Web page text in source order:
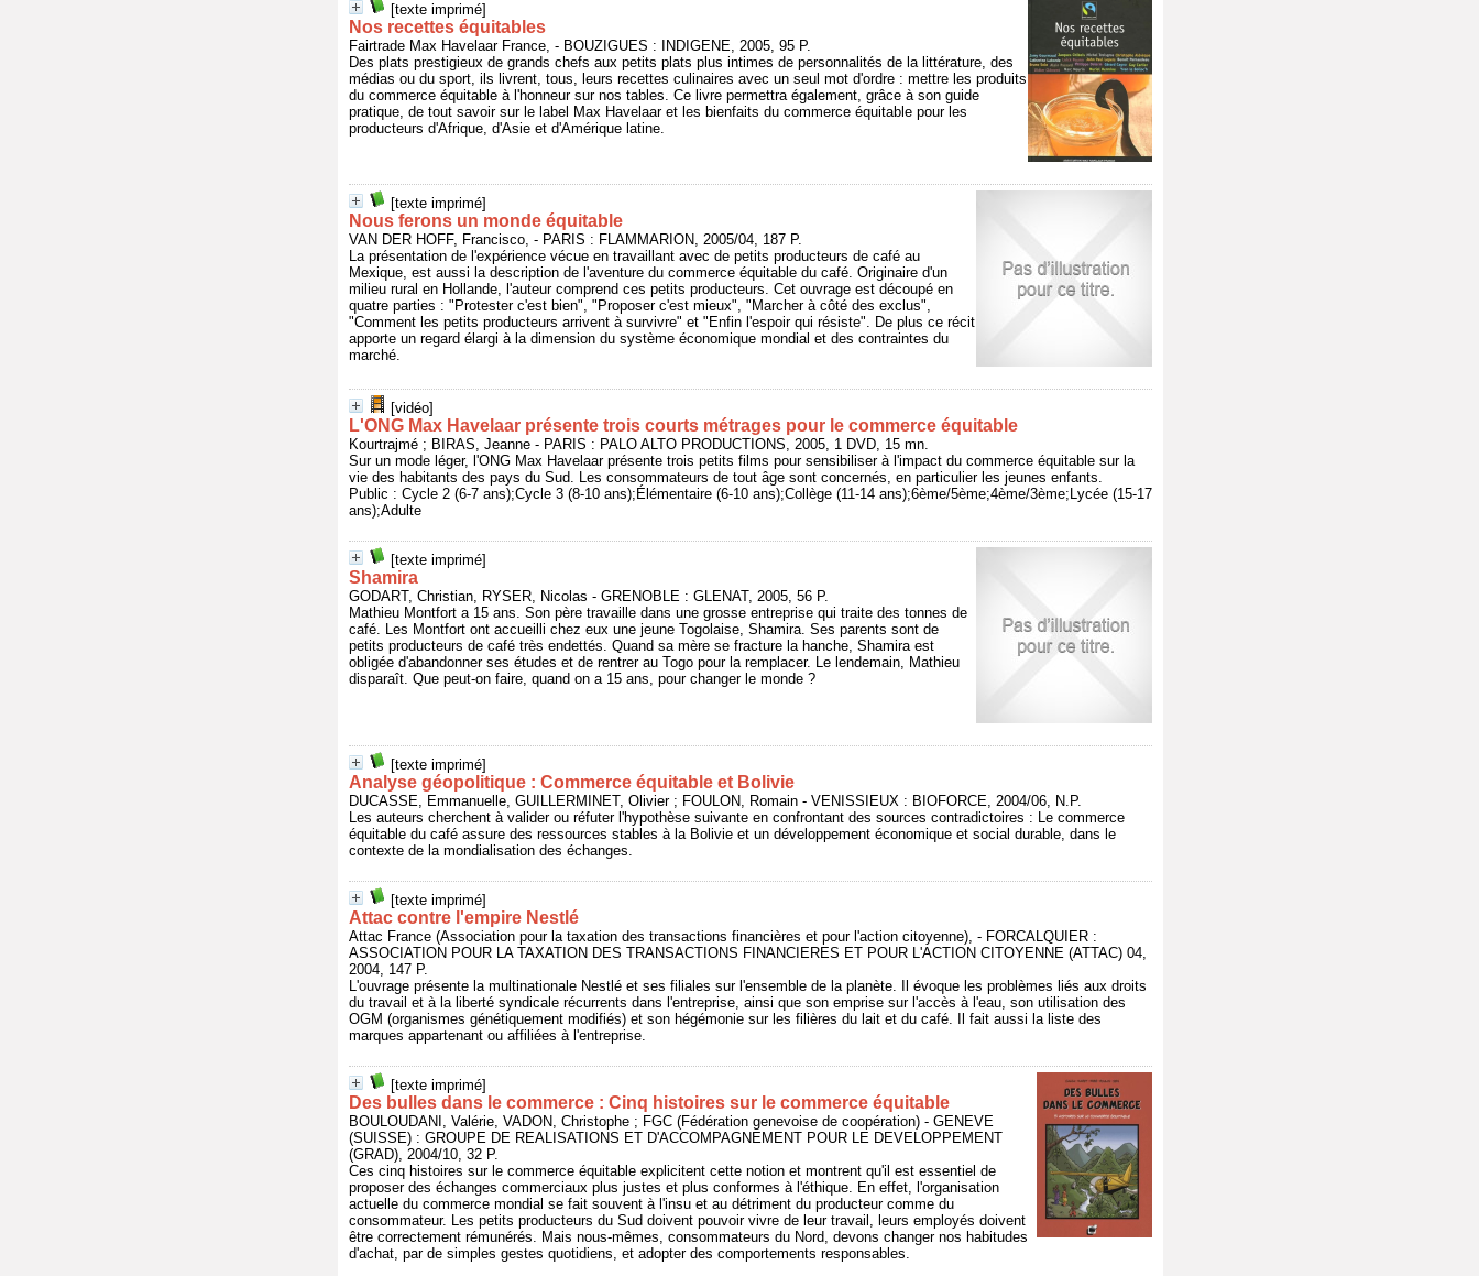
[texte imprimé]
Nos recettes équitables
Fairtrade Max Havelaar France, - BOUZIGUES : INDIGENE, 2005, 95 P.
Des plats prestigieux de grands chefs aux petits plats plus intimes de personnalités de la littérature, des
médias ou du sport, ils livrent, tous, leurs recettes culinaires avec un seul mot d'ordre : mettre les produits
du commerce équitable à l'honneur sur nos tables. Ce livre permettra également, grâce à son guide
pratique, de tout savoir sur le label Max Havelaar et les bienfaits du commerce équitable pour les
producteurs d'Afrique, d'Asie et d'Amérique latine.
[texte imprimé]
Nous ferons un monde équitable
VAN DER HOFF, Francisco, - PARIS : FLAMMARION, 2005/04, 187 P.
La présentation de l'expérience vécue en travaillant avec de petits producteurs de café au
Mexique, est aussi la description de l'aventure du commerce équitable du café. Originaire d'un
milieu rural en Hollande, l'auteur comprend ces petits producteurs. Cet ouvrage est découpé en
quatre parties : "Protester c'est bien", "Proposer c'est mieux", "Marcher à côté des exclus",
"Comment les petits producteurs arrivent à survivre" et "Enfin l'espoir qui résiste". De plus ce récit
apporte un regard élargi à la dimension du système économique mondial et des contraintes du
marché.
[vidéo]
L'ONG Max Havelaar présente trois courts métrages pour le commerce équitable
Kourtrajmé ; BIRAS, Jeanne - PARIS : PALO ALTO PRODUCTIONS, 2005, 1 DVD, 15 mn.
Sur un mode léger, l'ONG Max Havelaar présente trois petits films pour sensibiliser à l'impact du commerce équitable sur la
vie des habitants des pays du Sud. Les consommateurs de tout âge sont concernés, en particulier les jeunes enfants.
Public : Cycle 2 (6-7 ans);Cycle 3 (8-10 ans);Élémentaire (6-10 ans);Collège (11-14 ans);6ème/5ème;4ème/3ème;Lycée (15-17
ans);Adulte
[texte imprimé]
Shamira
GODART, Christian, RYSER, Nicolas - GRENOBLE : GLENAT, 2005, 56 P.
Mathieu Montfort a 15 ans. Son père travaille dans une grosse entreprise qui traite des tonnes de
café. Les Montfort ont accueilli chez eux une jeune Togolaise, Shamira. Ses parents sont de
petits producteurs de café très endettés. Quand sa mère se fracture la hanche, Shamira est
obligée d'abandonner ses études et de rentrer au Togo pour la remplacer. Le lendemain, Mathieu
disparaît. Que peut-on faire, quand on a 15 ans, pour changer le monde ?
[texte imprimé]
Analyse géopolitique : Commerce équitable et Bolivie
DUCASSE, Emmanuelle, GUILLERMINET, Olivier ; FOULON, Romain - VENISSIEUX : BIOFORCE, 2004/06, N.P.
Les auteurs cherchent à valider ou réfuter l'hypothèse suivante en confrontant des sources contradictoires : Le commerce
équitable du café assure des ressources stables à la Bolivie et un développement économique et social durable, dans le
contexte de la mondialisation des échanges.
[texte imprimé]
Attac contre l'empire Nestlé
Attac France (Association pour la taxation des transactions financières et pour l'action citoyenne), - FORCALQUIER :
ASSOCIATION POUR LA TAXATION DES TRANSACTIONS FINANCIERES ET POUR L'ACTION CITOYENNE (ATTAC) 04,
2004, 147 P.
L'ouvrage présente la multinationale Nestlé et ses filiales sur l'ensemble de la planète. Il évoque les problèmes liés aux droits
du travail et à la liberté syndicale récurrents dans l'entreprise, ainsi que son emprise sur l'accès à l'eau, son utilisation des
OGM (organismes génétiquement modifiés) et son hégémonie sur les filières du lait et du café. Il fait aussi la liste des
marques appartenant ou affiliées à l'entreprise.
[texte imprimé]
Des bulles dans le commerce : Cinq histoires sur le commerce équitable
BOULOUDANI, Valérie, VADON, Christophe ; FGC (Fédération genevoise de coopération) - GENEVE
(SUISSE) : GROUPE DE REALISATIONS ET D'ACCOMPAGNEMENT POUR LE DEVELOPPEMENT
(GRAD), 2004/10, 32 P.
Ces cinq histoires sur le commerce équitable explicitent cette notion et montrent qu'il est essentiel de
proposer des échanges commerciaux plus justes et plus conformes à l'éthique. En effet, l'organisation
actuelle du commerce mondial se fait souvent à l'insu et au détriment du producteur comme du
consommateur. Les petits producteurs du Sud doivent pouvoir vivre de leur travail, leurs employés doivent
être correctement rémunérés. Mais nous-mêmes, consommateurs du Nord, devons changer nos habitudes
d'achat, par de simples gestes quotidiens, et adopter des comportements responsables.